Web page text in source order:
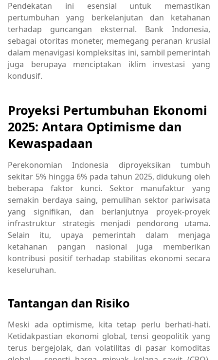
Pendekatan ini esensial untuk memastikan
pertumbuhan yang berkelanjutan dan ketahanan
terhadap guncangan eksternal. Bank Indonesia,
sebagai otoritas moneter, memegang peranan krusial
dalam menavigasi kompleksitas ini, sambil pemerintah
juga berupaya menciptakan iklim investasi yang
kondusif.
Proyeksi Pertumbuhan Ekonomi
2025: Antara Optimisme dan
Kewaspadaan
Perekonomian Indonesia diproyeksikan tumbuh
sekitar 5% hingga 6% pada tahun 2025, didukung oleh
beberapa faktor kunci. Sektor manufaktur yang
semakin berdaya saing, pemulihan sektor pariwisata
yang signifikan, dan berlanjutnya proyek-proyek
infrastruktur strategis menjadi pendorong utama.
Selain itu, upaya pemerintah dalam menjaga
ketahanan pangan nasional juga memberikan
kontribusi positif terhadap stabilitas ekonomi secara
keseluruhan.
Tantangan dan Risiko
Meski ada optimisme, kita tetap perlu berhati-hati.
Ketidakpastian ekonomi global, tensi geopolitik yang
terus bergejolak, dan volatilitas di pasar komoditas